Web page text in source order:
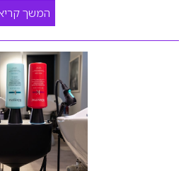
המשך